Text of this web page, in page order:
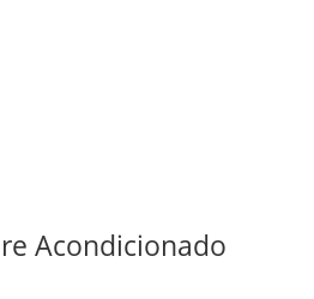
Acondicionado